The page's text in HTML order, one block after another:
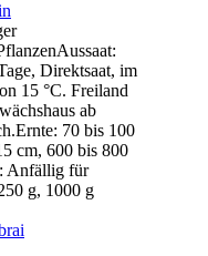
Direktsaat, im
15 °C. Freiland
ab
70 bis 100
cm, 600 bis 800
Anfällig für
g, 1000 g